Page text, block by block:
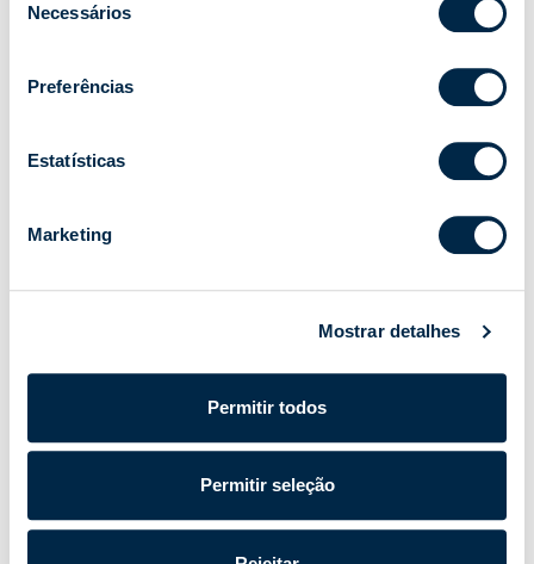
Necessários
Preferências
Estatísticas
Marketing
Mostrar detalhes
Permitir todos
Permitir seleção
Sessão
te
as informações que mudam o comportamento ou o aspeto do
encontra.
Máxima